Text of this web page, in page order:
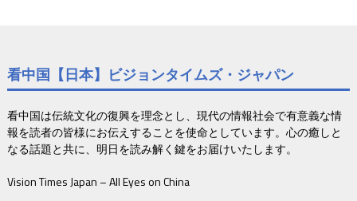
看中国【日本】ビジョンタイムズ・ジャパン
看中国は伝統文化の復興を理念とし、現代の情報社会で有意義な情
報を読者の皆様にお伝えすることを使命としています。心の癒しと
なる話題と共に、明日を読み解く鍵をお届けいたします。
Vision Times Japan – All Eyes on China